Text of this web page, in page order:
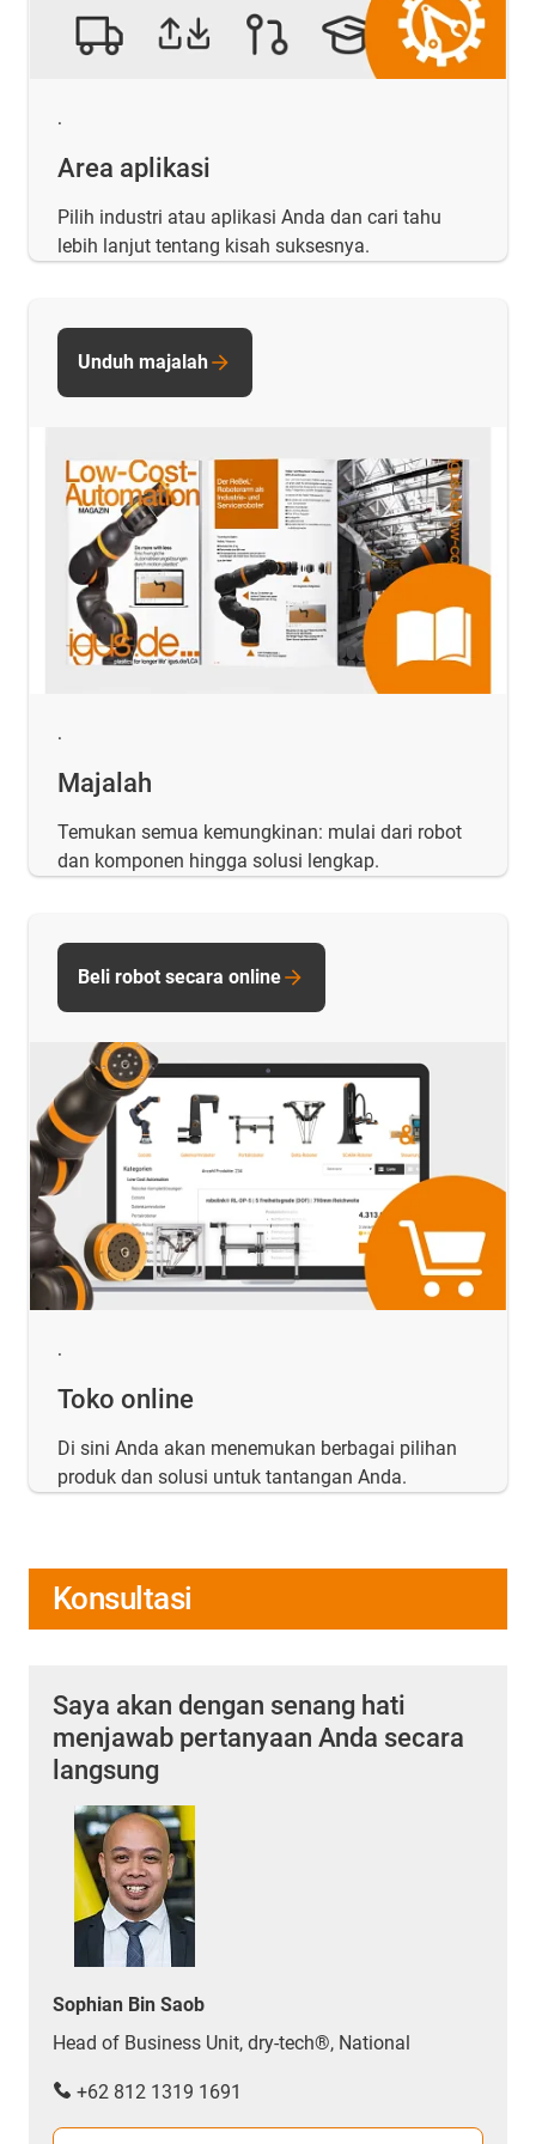
.
Area aplikasi
Pilih industri atau aplikasi Anda dan cari tahu
lebih lanjut tentang kisah suksesnya.
.
Majalah
Temukan semua kemungkinan: mulai dari robot
dan komponen hingga solusi lengkap.
Unduh majalah
.
Toko online
Di sini Anda akan menemukan berbagai pilihan
produk dan solusi untuk tantangan Anda.
Beli robot secara online
Konsultasi
Saya akan dengan senang hati
menjawab pertanyaan Anda secara
langsung
Sophian Bin Saob
Head of Business Unit, dry-tech®, National
+62 812 1319 1691